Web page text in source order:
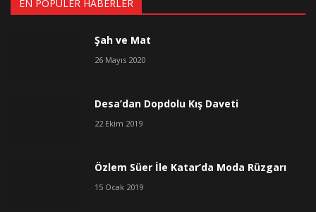
EN POPÜLER HABERLER
Şah ve Mat
26 Mayıs 2020
Desa’dan Dopdolu Kış Daveti
22 Ekim 2019
Özlem Süer İle Katar’da Moda Rüzgarı
15 Ocak 2019